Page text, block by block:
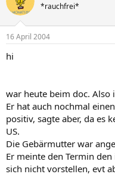
*rauchfrei*
16 April 2004
hi
war heute beim doc. Also
Er hat auch nochmal
positiv, sagte aber, da es
US.
Die Gebärmutter war
Er meinte den Termin
sich nicht vorstellen, evt